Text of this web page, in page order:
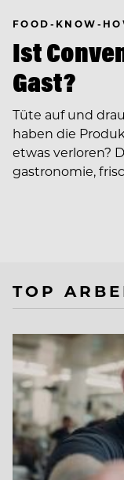
FOOD-KNOW-
Ist
Gast?
Tüte auf und
haben die
etwas verloren?
gastronomie,
TOP